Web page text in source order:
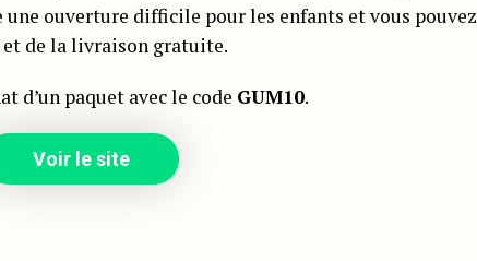
ouverture difficile pour les enfants et vous pouvez
et de la livraison gratuite.
d’un paquet avec le code GUM10.
Voir le site